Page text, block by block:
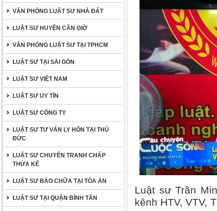
VĂN PHÒNG LUẬT SƯ NHÀ ĐẤT
LUẬT SƯ HUYỆN CẦN GIỜ
VĂN PHÒNG LUẬT SƯ TẠI TPHCM
LUẬT SƯ TẠI SÀI GÒN
LUẬT SƯ VIỆT NAM
LUẬT SƯ UY TÍN
LUẬT SƯ CÔNG TY
LUẬT SƯ TƯ VẤN LY HÔN TẠI THỦ
ĐỨC
LUẬT SƯ CHUYÊN TRANH CHẤP
THỪA KẾ
LUẬT SƯ BÀO CHỮA TẠI TÒA ÁN
LUẬT SƯ TẠI QUẬN BÌNH TÂN
Luật sư Trần
kênh HTV, VTV,